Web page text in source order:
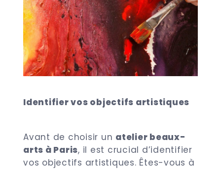
Identifier vos objectifs artistiques
Avant de choisir un atelier beaux-
arts à Paris, il est crucial d’identifier
vos objectifs artistiques. Êtes-vous à